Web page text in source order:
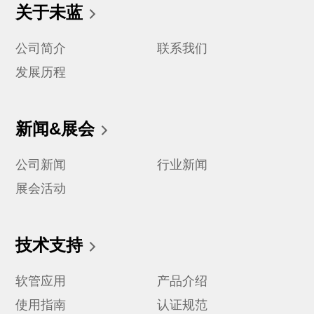
关于未蓝
公司简介
联系我们
发展历程
新闻&展会
公司新闻
行业新闻
展会活动
技术支持
软管应用
产品介绍
使用指南
认证规范